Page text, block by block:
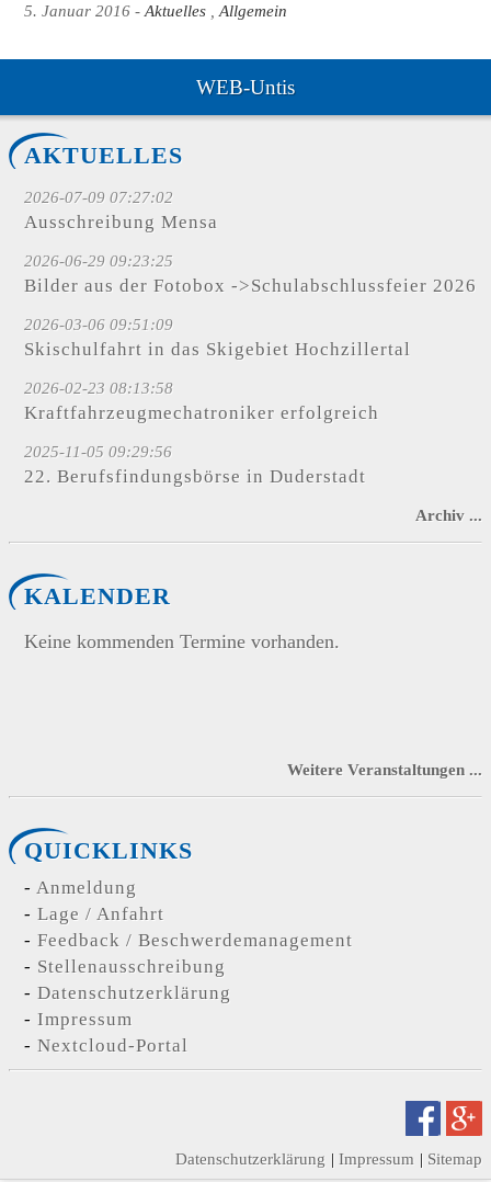
5. Januar 2016 Aktuelles Allgemein
WEB-Untis
AKTUELLES
2026-07-09 07:27:02
Ausschreibung Mensa
2026-06-29 09:23:25
Bilder aus der Fotobox ->Schulabschlussfeier 2026
2026-03-06 09:51:09
Skischulfahrt in das Skigebiet Hochzillertal
2026-02-23 08:13:58
Kraftfahrzeugmechatroniker erfolgreich
2025-11-05 09:29:56
22. Berufsfindungsbörse in Duderstadt
Archiv ...
KALENDER
Keine kommenden Termine vorhanden.
Weitere Veranstaltungen ...
QUICKLINKS
Anmeldung
Lage / Anfahrt
Feedback / Beschwerdemanagement
Stellenausschreibung
Datenschutzerklärung
Impressum
Nextcloud-Portal
Datenschutzerklärung Impressum Sitemap